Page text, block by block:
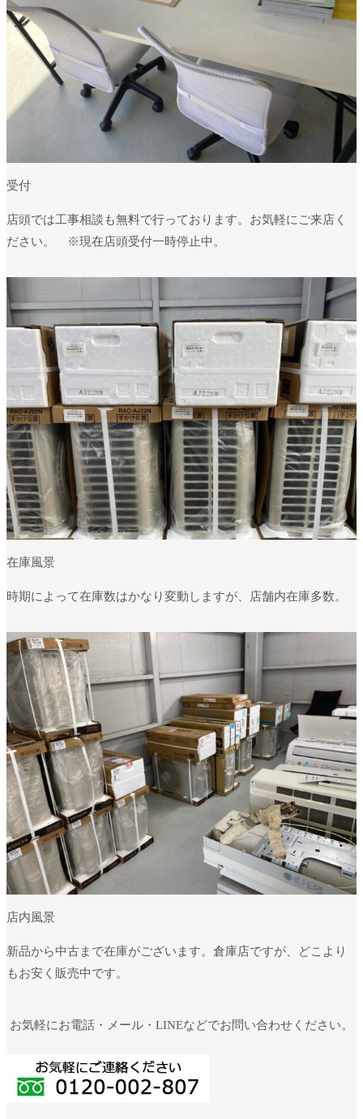
受付
店頭では工事相談も無料で行っております。お気軽にご来店く
ださい。 ※現在店頭受付一時停止中。
在庫風景
時期によって在庫数はかなり変動しますが、店舗内在庫多数。
店内風景
新品から中古まで在庫がございます。倉庫店ですが、どこより
もお安く販売中です。
お気軽にお電話・メール・LINEなどでお問い合わせください。